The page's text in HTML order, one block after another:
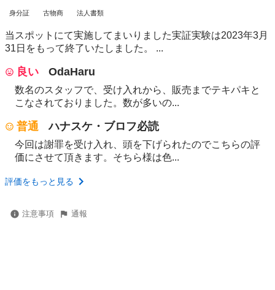
身分証 古物商 法人書類
当スポットにて実施してまいりました実証実験は2023年3月
31日をもって終了いたしました。 ...
良い OdaHaru
数名のスタッフで、受け入れから、販売までテキパキと
こなされておりました。数が多いの...
普通 ハナスケ・ブロフ必読
今回は謝罪を受け入れ、頭を下げられたのでこちらの評
価にさせて頂きます。そちら様は色...
評価をもっと見る
注意事項 通報